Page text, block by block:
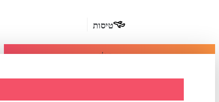
טיסות
מומלץ